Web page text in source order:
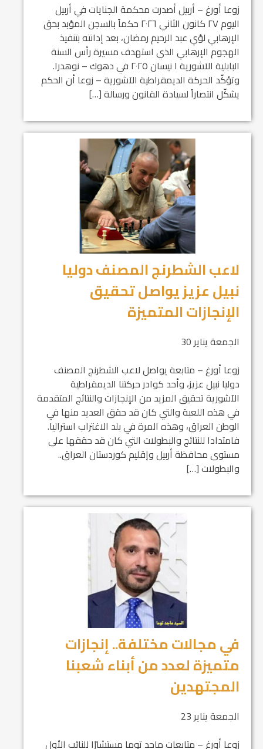
زوعا أورغ – أربيل أصدرت محكمة الجنايات في أربيل
اليوم ٢٧ كانون الثاني ٢٠٢٦ حكماً بالسجن المؤبد بحق
الإرهابي لؤي عبد الرحيم رمضان، بعد إدانته بتنفيذ
الهجوم الإرهابي الذي استهدف مسيرة رأس السنة
البابلية الآشورية ١ نيسان ٢٠٢٥ في دهوك – نوهدرا.
وتؤكّد الحركة الديمقراطية الآشورية – زوعا أن الحكم
يشكّل انتصاراً لسيادة القانون ورسالة […]
لاعب الشطرنج المصنف دوليا
نبيل عزيز يواصل تحقيق
الإنجازات المتميزة
الجمعة يناير 30
زوعا أورغ – متابعة يواصل لاعب الشطرنج المصنف
دوليا نبيل عزيز، وأحد كوادر حركتنا الديمقراطية
الآشورية تحقيق المزيد من الإنجازات والنتائج المتقدمة
في هذه اللعبة والتي كان قد حقق العديد منها في
الوطن العراق، وهذه المرة في بلد الاغتراب استراليا.
فامتدادا للنتائج والبطولات التي كان قد حققها على
مستوى محافظة أربيل وإقليم كوردستان العراق..
والبطولات […]
في مجالات مختلفة.. إنجازات
متميزة لعدد من أبناء شعبنا
المجتهدين
الجمعة يناير 23
زوعا أورغ – متابعات ماجد توما مستشارًا للنائب الأول